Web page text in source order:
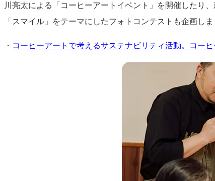
川亮太による「コーヒーアートイベント」を開催したり
「スマイル」をテーマにしたフォトコンテストも企画し
・ コーヒーアートで考えるサステナビリティ活動。コー